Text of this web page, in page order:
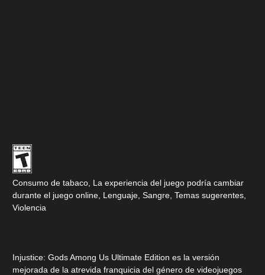
Consumo de tabaco, La experiencia del juego podría cambiar
durante el juego online, Lenguaje, Sangre, Temas sugerentes,
Violencia
Injustice: Gods Among Us Ultimate Edition es la versión
mejorada de la atrevida franquicia del género de videojuegos